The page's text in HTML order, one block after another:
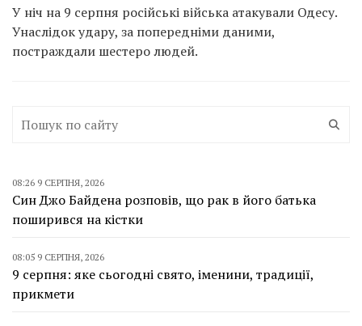
У ніч на 9 серпня російські війська атакували Одесу.
Унаслідок удару, за попередніми даними,
постраждали шестеро людей.
08:26 9 СЕРПНЯ, 2026
Син Джо Байдена розповів, що рак в його батька
поширився на кістки
08:05 9 СЕРПНЯ, 2026
9 серпня: яке сьогодні свято, іменини, традиції,
прикмети